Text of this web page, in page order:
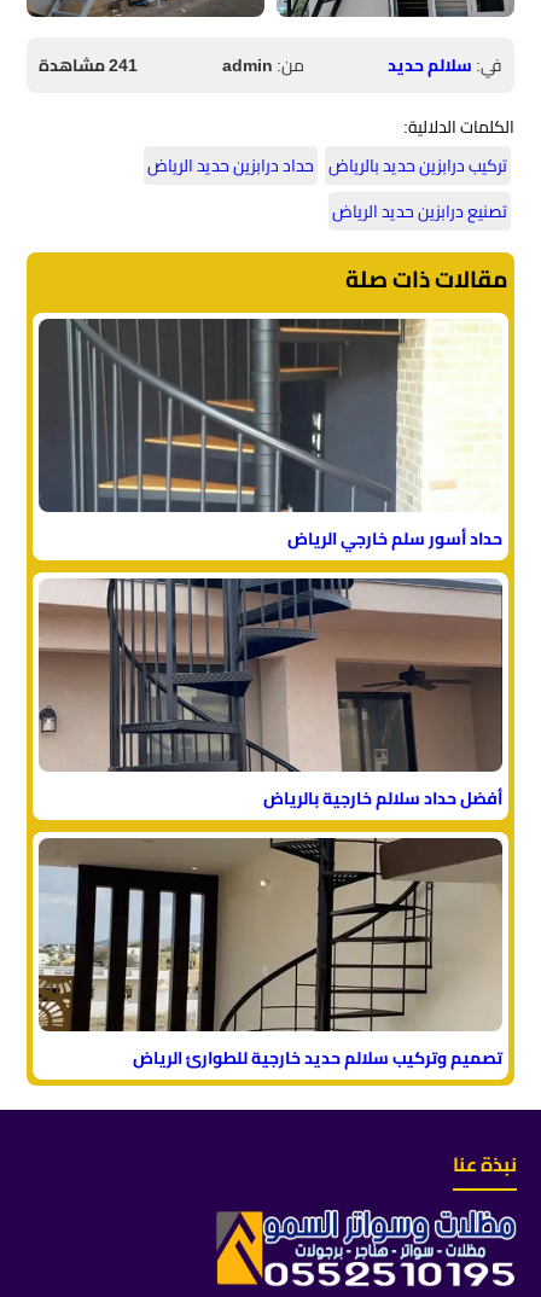
في:سلالم حديد من:admin
241 مشاهدة
الكلمات الدلالية:
تركيب درابزين حديد بالرياض حداد درابزين حديد الرياض
تصنيع درابزين حديد الرياض
مقالات ذات صلة
حداد أسور سلم خارجي الرياض
أفضل حداد سلالم خارجية بالرياض
تصميم وتركيب سلالم حديد خارجية للطوارئ الرياض
نبذة عنا